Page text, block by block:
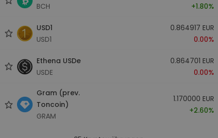
BCH
+1.80%
USD1
USD1
0.864917 EUR
0.00%
Ethena USDe
USDE
0.864701 EUR
0.00%
Gram (prev.
Toncoin)
GRAM
1.170000 EUR
+2.60%